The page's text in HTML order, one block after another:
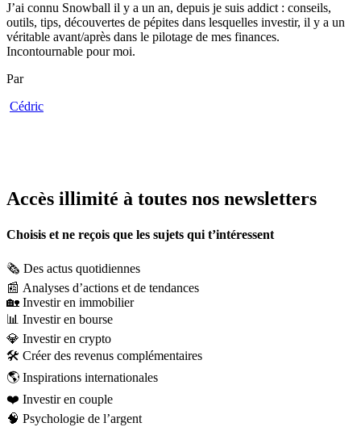
J’ai connu Snowball il y a un an, depuis je suis addict : conseils,
outils, tips, découvertes de pépites dans lesquelles investir, il y a un
véritable avant/après dans le pilotage de mes finances.
Incontournable pour moi.
Par
Cédric
Accès illimité à toutes nos newsletters
Choisis et ne reçois que les sujets qui t’intéressent
🗞️ Des actus quotidiennes
📰 Analyses d’actions et de tendances
🏡 Investir en immobilier
📊 Investir en bourse
💎 Investir en crypto
🛠️ Créer des revenus complémentaires
🌎 Inspirations internationales
❤️ Investir en couple
🧠 Psychologie de l’argent